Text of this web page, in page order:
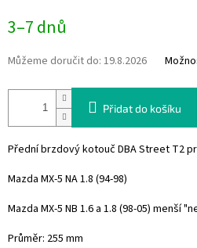
cena:
3–7 dnů
Můžeme doručit do: 19.8.2026
Přidat do košíku
Přední brzdový kotouč DBA Street T2
Mazda MX-5 NA 1.8 (94-98)
Mazda MX-5 NB 1.6 a 1.8 (98-05) menší
Průměr: 255 mm